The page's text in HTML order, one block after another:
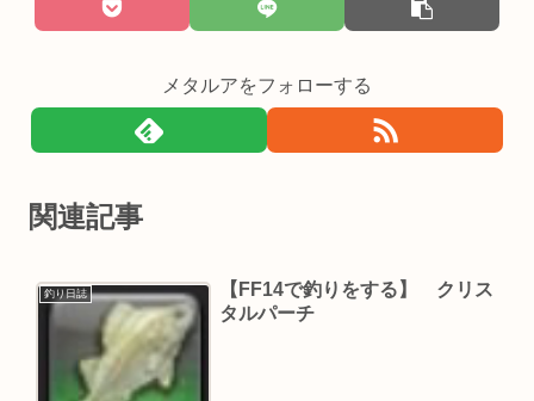
メタルアをフォローする
関連記事
釣り日誌
【FF14で釣りをする】 クリス
タルパーチ